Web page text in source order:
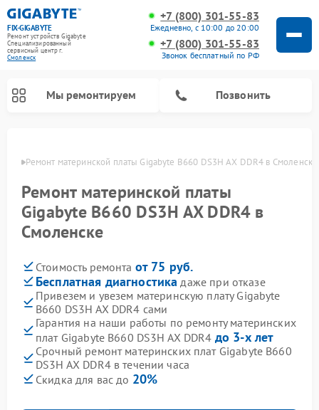
FIX-GIGABYTE
Ремонт устройств Gigabyte
Специализированный
cервисный центр г.
Смоленск
+7 (800) 301-55-83
Ежедневно, с 10:00 до 20:00
+7 (800) 301-55-83
Звонок бесплатный по РФ
Мы ремонтируем Позвонить
Ремонт материнской платы Gigabyte B660 DS3H AX DDR4 в Смоленске
Ремонт материнской платы
Gigabyte B660 DS3H AX DDR4 в
Смоленске
Стоимость ремонта от 75 руб.
Бесплатная диагностика даже при отказе
Привезем и увезем материнскую плату Gigabyte
B660 DS3H AX DDR4 сами
Гарантия на наши работы по ремонту материнских
плат Gigabyte B660 DS3H AX DDR4 до 3-х лет
Срочный ремонт материнских плат Gigabyte B660
DS3H AX DDR4 в течении часа
Скидка для вас до 20%